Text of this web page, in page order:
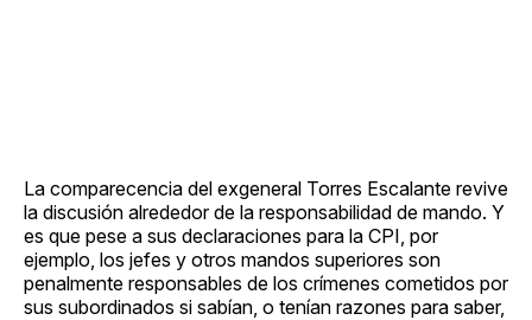
La comparecencia del exgeneral Torres Escalante revive
la discusión alrededor de la responsabilidad de mando. Y
es que pese a sus declaraciones para la CPI, por
ejemplo, los jefes y otros mandos superiores son
penalmente responsables de los crímenes cometidos por
sus subordinados si sabían, o tenían razones para saber,